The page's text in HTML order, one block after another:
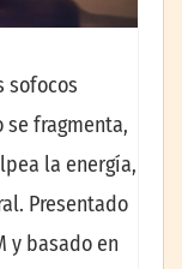
sofocos
fragmenta,
la energía,
Presentado
y basado en